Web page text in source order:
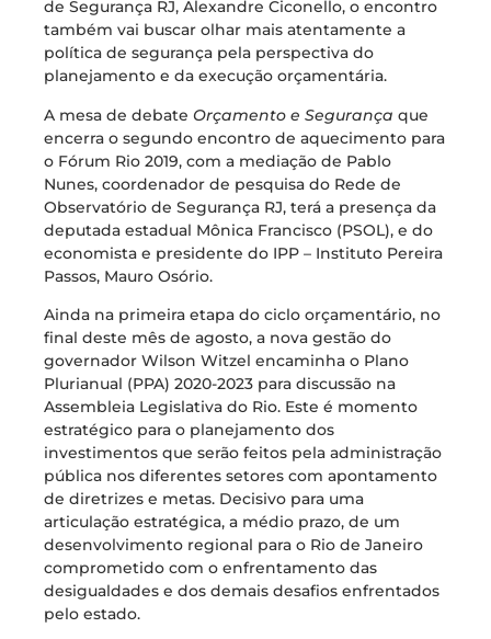
de Segurança RJ, Alexandre Ciconello, o encontro
também vai buscar olhar mais atentamente a
política de segurança pela perspectiva do
planejamento e da execução orçamentária.
A mesa de debate Orçamento e Segurança que
encerra o segundo encontro de aquecimento para
o Fórum Rio 2019, com a mediação de Pablo
Nunes, coordenador de pesquisa do Rede de
Observatório de Segurança RJ, terá a presença da
deputada estadual Mônica Francisco (PSOL), e do
economista e presidente do IPP – Instituto Pereira
Passos, Mauro Osório.
Ainda na primeira etapa do ciclo orçamentário, no
final deste mês de agosto, a nova gestão do
governador Wilson Witzel encaminha o Plano
Plurianual (PPA) 2020-2023 para discussão na
Assembleia Legislativa do Rio. Este é momento
estratégico para o planejamento dos
investimentos que serão feitos pela administração
pública nos diferentes setores com apontamento
de diretrizes e metas. Decisivo para uma
articulação estratégica, a médio prazo, de um
desenvolvimento regional para o Rio de Janeiro
comprometido com o enfrentamento das
desigualdades e dos demais desafios enfrentados
pelo estado.